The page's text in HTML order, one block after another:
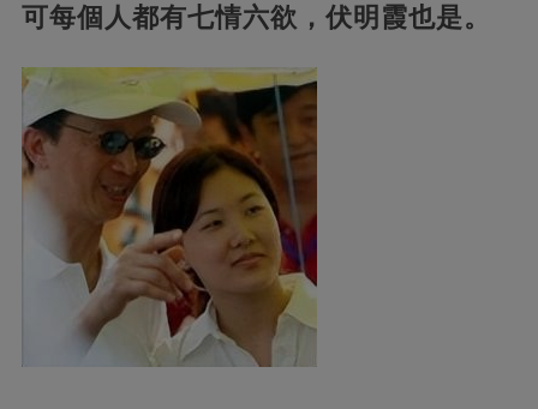
可每個人都有七情六欲，伏明霞也是。